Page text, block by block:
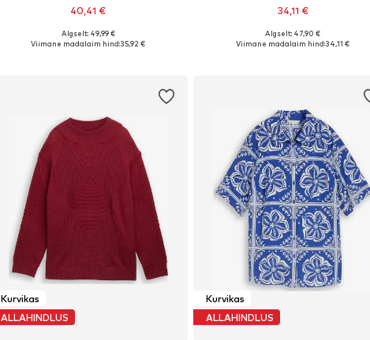
40,41 €
Saadaolevad suurused: 34, 35-36
Algselt: 49,99 €
Viimane madalaim hind:35,92 €
34,11 €
Saadaolevad suurused: XXL, XXXL, 5XL
Algselt: 47,90 €
Viimane madalaim hind:34,11 €
Kurvikas
ALLAHINDLUS
Kurvikas
ALLAHINDLUS